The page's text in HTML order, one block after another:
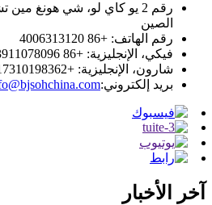
رقم 2 يو كاي لو، شي هونغ
الصين
رقم الهاتف: +86 4006313120
فيكي، الإنجليزية: +86 13911078096
شارون، الإنجليزية: +8617310198362
بريد إلكتروني:
آخر الأخبار